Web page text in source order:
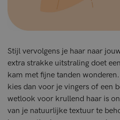
Stijl vervolgens je haar naar
extra strakke uitstraling doet een
kam met fijne tanden
kies dan voor je vingers of een
wetlook voor krullend haar is
van je natuurlijke textuur te